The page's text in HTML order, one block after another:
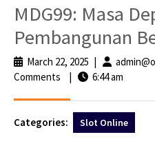
MDG99: Masa
Pembangunan
March 22, 2025 March
22,
|
Comments
| 6:44 am
Categories: Slot Online